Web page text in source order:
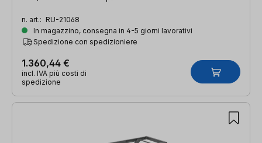
n. art.: RU-21068
In magazzino, consegna in 4-5 giorni lavorativi
Spedizione con spedizioniere
1.360,44 €
incl. IVA più costi di
spedizione